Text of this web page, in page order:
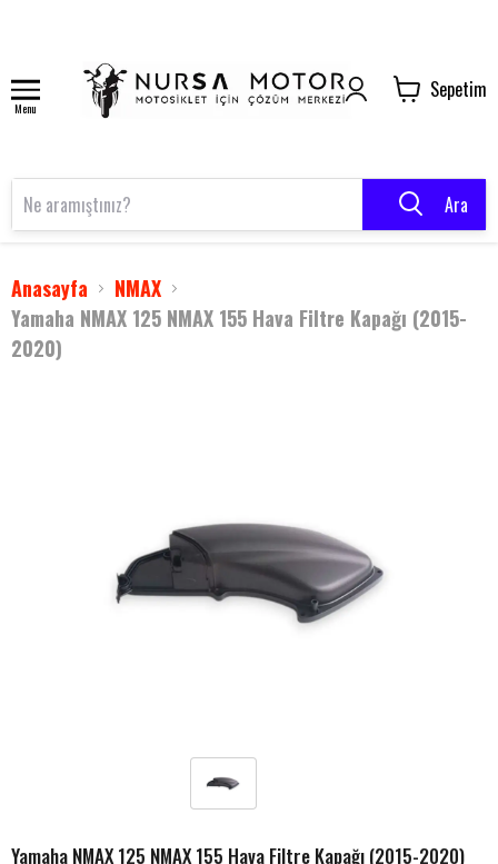
Menu
Sepetim
Ara
Anasayfa
NMAX
Yamaha NMAX 125 NMAX 155 Hava Filtre Kapağı (2015-
2020)
Yamaha NMAX 125 NMAX 155 Hava Filtre Kapağı (2015-2020)